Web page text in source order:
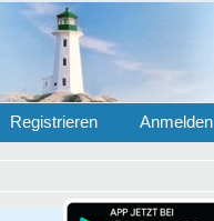
Anmelden
Registrieren